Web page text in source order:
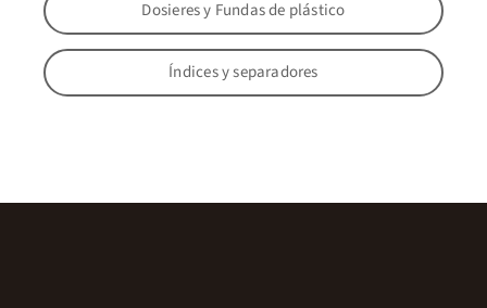
Dosieres y Fundas de plástico
Índices y separadores